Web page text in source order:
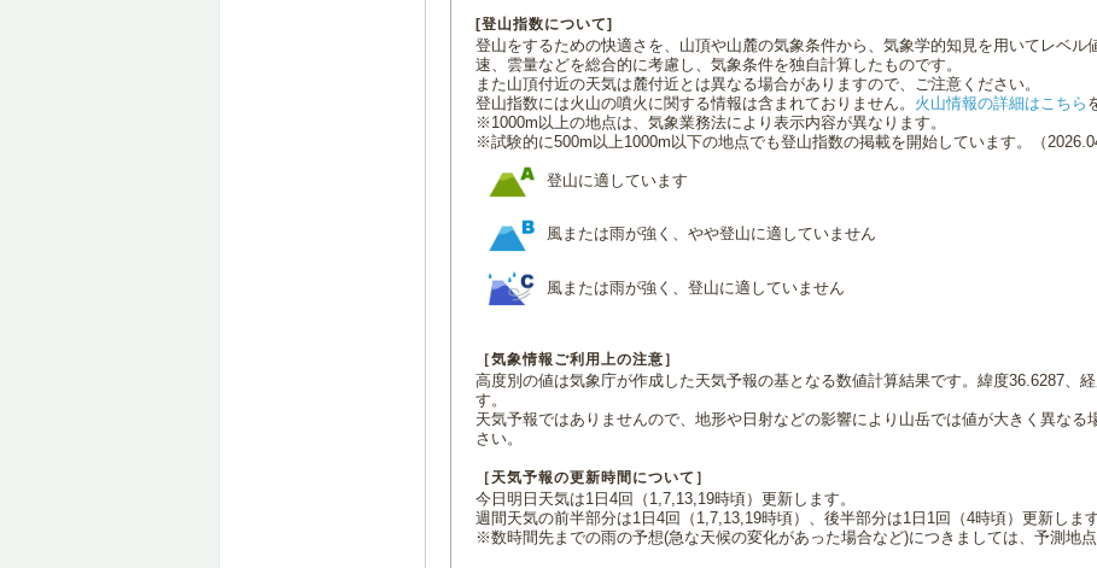
[登山指数について]
登山をするための快適さを、山頂や山麓の気象条件から、気象学的知見を用いてレベル
速、雲量などを総合的に考慮し、気象条件を独自計算したものです。
また山頂付近の天気は麓付近とは異なる場合がありますので、ご注意ください。
登山指数には火山の噴火に関する情報は含まれておりません。 火山情報の詳細はこちら
※1000m以上の地点は、気象業務法により表示内容が異なります。
※試験的に500m以上1000m以下の地点でも登山指数の掲載を開始しています。（
登山に適しています
風または雨が強く、やや登山に適していません
風または雨が強く、登山に適していません
［気象情報ご利用上の注意］
高度別の値は気象庁が作成した天気予報の基となる数値計算結果です。緯度36.6287、
す。
天気予報ではありませんので、地形や日射などの影響により山岳では値が大きく異なる
さい。
［天気予報の更新時間について］
今日明日天気は1日4回（1,7,13,19時頃）更新します。
週間天気の前半部分は1日4回（1,7,13,19時頃）、後半部分は1日1回（4時頃）更新します
※数時間先までの雨の予想(急な天候の変化があった場合など)につきましては、予測地